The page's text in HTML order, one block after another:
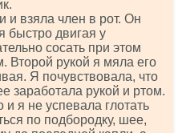
и взяла член в рот. Он
быстро двигая у
сосать при этом
Второй рукой я мяла его
Я почувствовала, что
заработала рукой и ртом.
я не успевала глотать
по подбородку, шее,